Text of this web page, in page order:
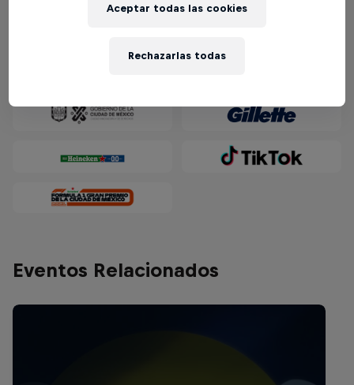
Eventos Relacionados
Rechazarlas todas
Aceptar todas las cookies